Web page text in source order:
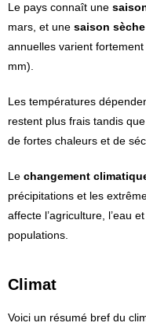
Le pays connaît une
mars, et une saison sèche
annuelles varient
mm).
Les températures
restent plus frais tandis
de fortes chaleurs et de
Le changement
précipitations et les
affecte l’agriculture, l’eau
populations.
Climat
Voici un résumé bref du